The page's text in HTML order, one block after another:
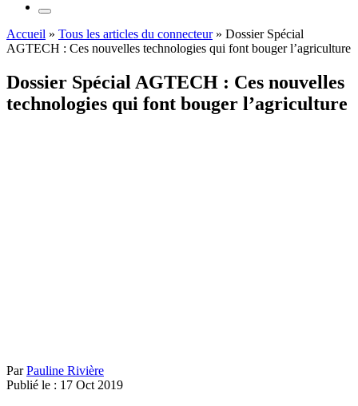
Accueil » Tous les articles du connecteur» Dossier Spécial
AGTECH : Ces nouvelles technologies qui font bouger l’agriculture
Dossier Spécial AGTECH : Ces nouvelles
technologies qui font bouger l’agriculture
ParPauline Rivière
Publié le : 17 Oct 2019